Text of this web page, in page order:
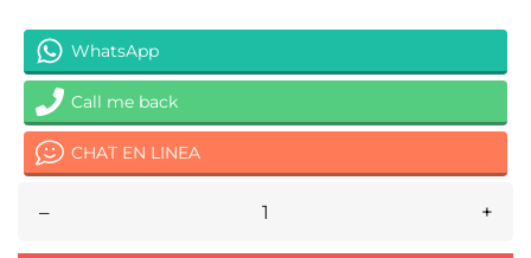
WhatsApp
Call me back
CHAT EN LINEA
– +